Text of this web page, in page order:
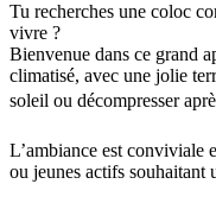
Tu recherches une coloc
vivre ?
Bienvenue dans ce grand
climatisé, avec une jolie
soleil ou décompresser
L’ambiance est conviviale
ou jeunes actifs souhaitant